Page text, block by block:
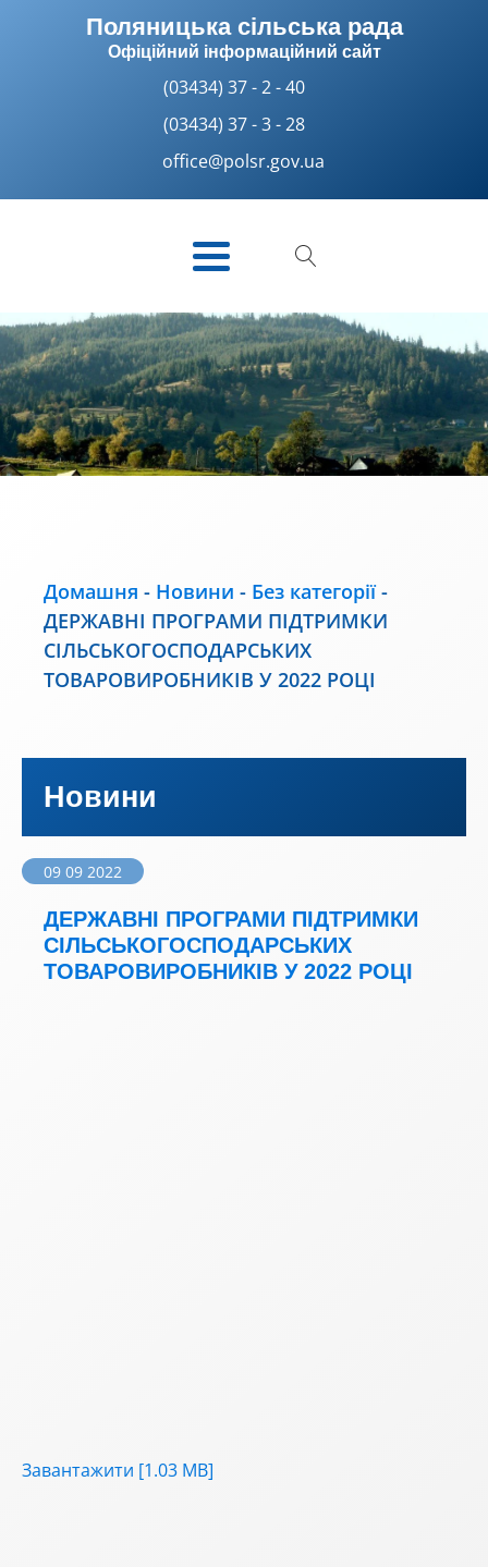
Поляницька сільська рада
Офіційний інформаційний сайт
(03434) 37 - 2 - 40
(03434) 37 - 3 - 28
office@polsr.gov.ua
Домашня - Новини - Без категорії-
ДЕРЖАВНІ ПРОГРАМИ ПІДТРИМКИ
СІЛЬСЬКОГОСПОДАРСЬКИХ
ТОВАРОВИРОБНИКІВ У 2022 РОЦІ
Новини
09 09 2022
ДЕРЖАВНІ ПРОГРАМИ ПІДТРИМКИ
СІЛЬСЬКОГОСПОДАРСЬКИХ
ТОВАРОВИРОБНИКІВ У 2022 РОЦІ
Завантажити [1.03 MB]